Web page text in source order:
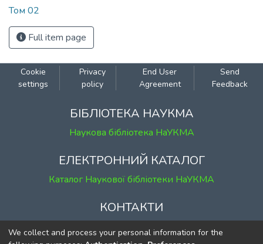
Том 02
Full item page
Cookie
settings
Privacy
policy
End User
Agreement
Send
Feedback
БІБЛІОТЕКА НАУКМА
Наукова бібліотека НаУКМА
ЕЛЕКТРОННИЙ КАТАЛОГ
Каталог Наукової бібліотеки НаУКМА
КОНТАКТИ
м. Київ, вул. Григорія Сковороди, 2
We collect and process your personal information for the